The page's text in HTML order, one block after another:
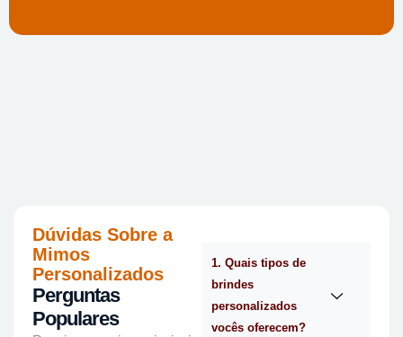
Dúvidas Sobre a
Mimos
Personalizados
Perguntas
Populares
1. Quais tipos de
brindes
personalizados
vocês oferecem?